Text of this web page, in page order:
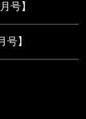
号】
号】